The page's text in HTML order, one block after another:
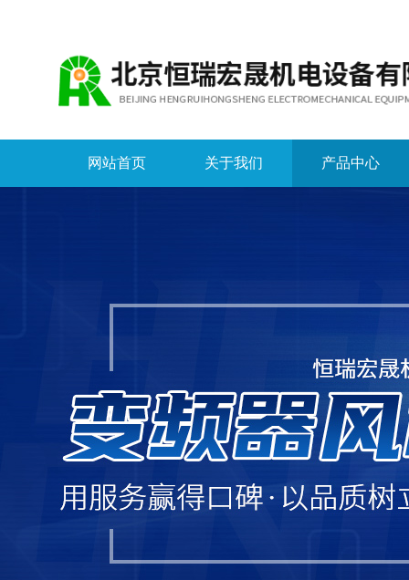
网站首页 关于我们 产品中心